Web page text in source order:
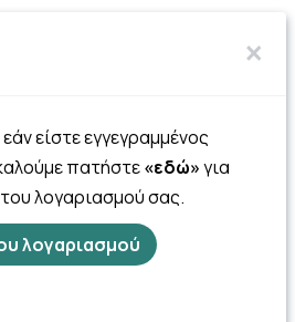
×
είστε εγγεγραμμένος
πατήστε«εδώ»για
λογαριασμού σας.
λογαριασμού